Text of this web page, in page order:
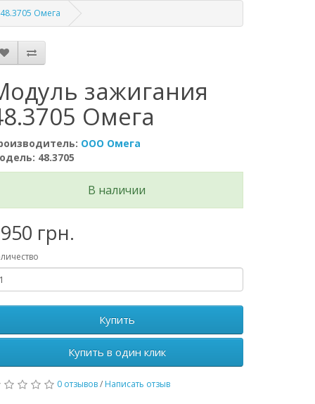
Омега
зажигания
Омега
ООО Омега
48.3705
В наличии
грн.
Купить
Купить в один клик
0 отзывов/ Написать отзыв